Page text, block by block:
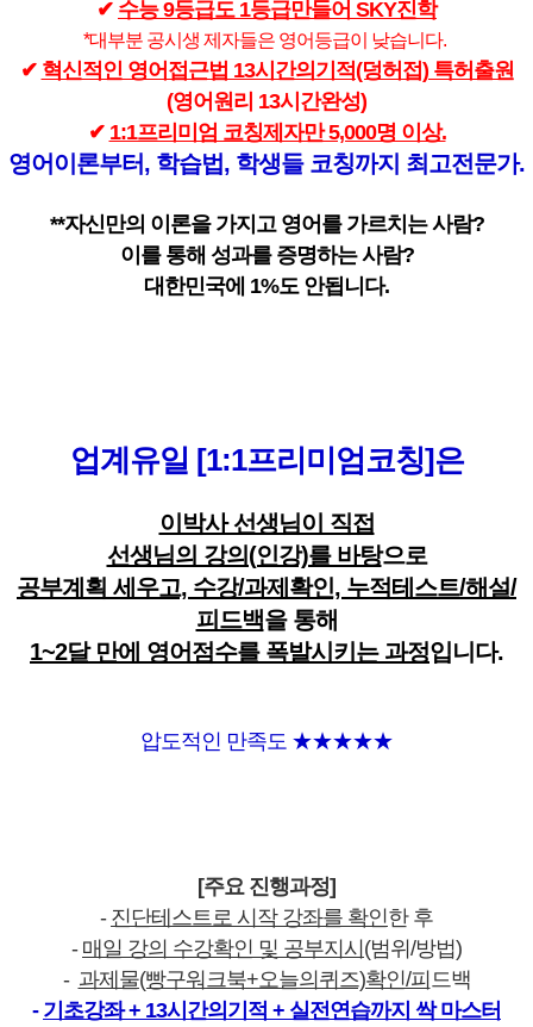
✔ 수능 9등급도 1등급만들어 SKY진학
*대부분 공시생 제자들은 영어등급이 낮습니다.
✔ 혁신적인 영어접근법 13시간의기적(덩허접) 특허출원
(영어원리 13시간완성)
✔ 1:1프리미엄 코칭제자만 5,000명 이상.
영어이론부터, 학습법, 학생들 코칭까지 최고전문가.
**자신만의 이론을 가지고 영어를 가르치는 사람?
이를 통해 성과를 증명하는 사람?
대한민국에 1%도 안됩니다.
업계유일 [1:1프리미엄코칭]은
이박사 선생님이 직접
선생님의 강의(인강)를 바탕으로
공부계획 세우고, 수강/과제확인, 누적테스트/해설/
피드백을 통해
1~2달 만에 영어점수를 폭발시키는 과정입니다.
압도적인 만족도 ★★★★★
[주요 진행과정]
- 진단테스트로 시작 강좌를 확인한 후
- 매일 강의 수강확인 및 공부지시(범위/방법)
- 과제물(빵구워크북+오늘의퀴즈)확인/피 드백
- 기초강좌 + 13시간의기적 + 실전연습까지 싹 마스터